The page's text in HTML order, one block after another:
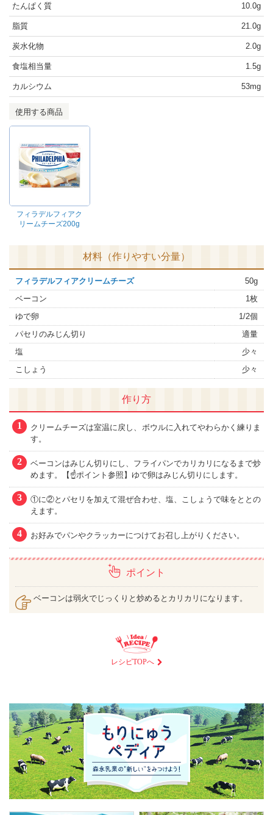
たんぱく質 10.0g
脂質 21.0g
炭水化物 2.0g
食塩相当量 1.5g
カルシウム 53mg
使用する商品
フィラデルフィアク
リームチーズ200g
材料（作りやすい分量）
フィラデルフィアクリームチーズ
50g
ベーコン
1枚
ゆで卵
1/2個
パセリのみじん切り
適量
塩
少々
こしょう
少々
作り方
1
クリームチーズは室温に戻し、ボウルに入れてやわらかく練りま
す。
2
ベーコンはみじん切りにし、フライパンでカリカリになるまで炒
めます。【☝ポイント参照】ゆで卵はみじん切りにします。
3
①に②とパセリを加えて混ぜ合わせ、塩、こしょうで味をととの
えます。
4 お好みでパンやクラッカーにつけてお召し上がりください。
ポイント
ベーコンは弱火でじっくりと炒めるとカリカリになります。
レシピTOPへ